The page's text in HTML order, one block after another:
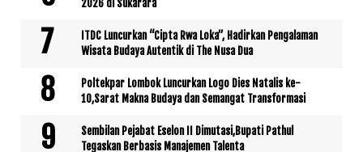
2026 di Sukarara
ITDC Luncurkan “Cipta Rwa Loka”, Hadirkan Pengalaman
Wisata Budaya Autentik di The Nusa Dua
Poltekpar Lombok Luncurkan Logo Dies Natalis ke-
10,Sarat Makna Budaya dan Semangat Transformasi
Sembilan Pejabat Eselon II Dimutasi,Bupati Pathul
Tegaskan Berbasis Manajemen Talenta